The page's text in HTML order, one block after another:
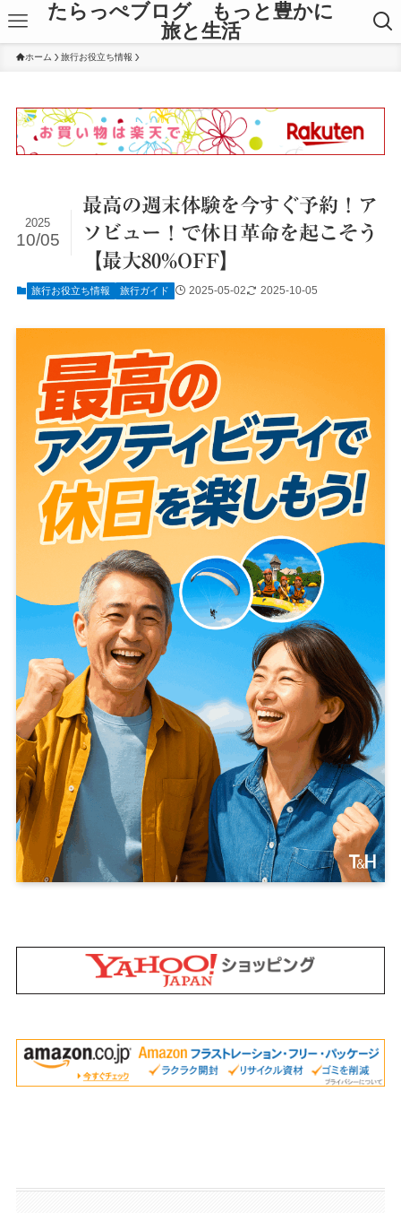
たらっぺブログ もっと豊かに
旅と生活
ホーム 旅行お役立ち情報
最高の週末体験を今すぐ予約！ア
ソビュー！で休日革命を起こそう
【最大80%OFF】
2025
10/05
旅行お役立ち情報 旅行ガイド 2025-05-02 2025-10-05